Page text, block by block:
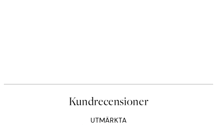
Kundrecensioner
UTMÄRKTA